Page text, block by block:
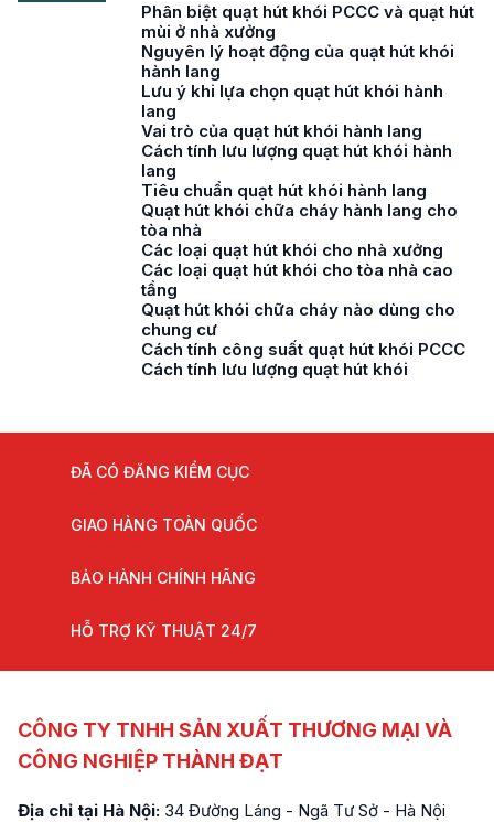
Phân biệt quạt hút khói PCCC và quạt hút
mùi ở nhà xưởng
Nguyên lý hoạt động của quạt hút khói
hành lang
Lưu ý khi lựa chọn quạt hút khói hành
lang
Vai trò của quạt hút khói hành lang
Cách tính lưu lượng quạt hút khói hành
lang
Tiêu chuẩn quạt hút khói hành lang
Quạt hút khói chữa cháy hành lang cho
tòa nhà
Các loại quạt hút khói cho nhà xưởng
Các loại quạt hút khói cho tòa nhà cao
tầng
Quạt hút khói chữa cháy nào dùng cho
chung cư
Cách tính công suất quạt hút khói PCCC
Cách tính lưu lượng quạt hút khói
ĐÃ CÓ ĐĂNG KIỂM CỤC
GIAO HÀNG TOÀN QUỐC
BẢO HÀNH CHÍNH HÃNG
HỖ TRỢ KỸ THUẬT 24/7
CÔNG TY TNHH SẢN XUẤT THƯƠNG MẠI VÀ
CÔNG NGHIỆP THÀNH ĐẠT
Địa chỉ tại Hà Nội: 34 Đường Láng - Ngã Tư Sở - Hà Nội